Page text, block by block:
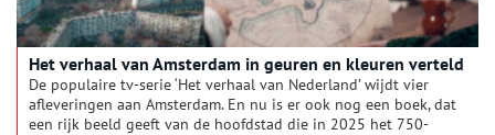
Het verhaal van Amsterdam in geuren en kleuren verteld
De populaire tv-serie ‘Het verhaal van Nederland’ wijdt vier
afleveringen aan Amsterdam. En nu is er ook nog een boek, dat
een rijk beeld geeft van de hoofdstad die in 2025 het 750-